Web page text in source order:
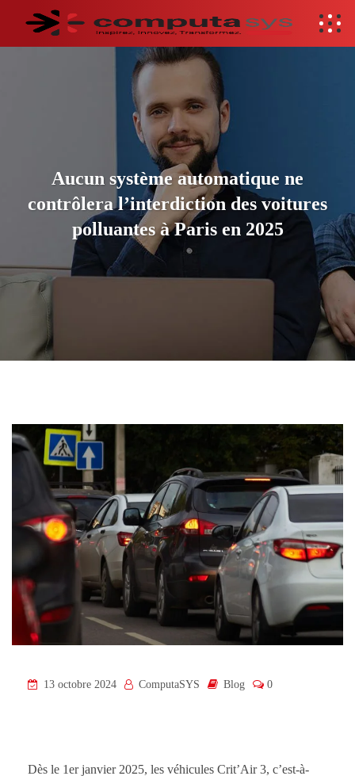
Aucun système automatique ne
contrôlera l’interdiction des voitures
polluantes à Paris en 2025
13 octobre 2024 ComputaSYS Blog 0
Dès le 1er janvier 2025, les véhicules Crit’Air 3, c’est-à-